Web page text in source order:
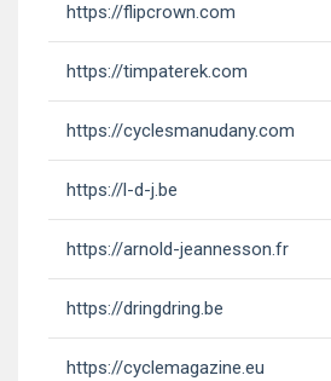
https://flipcrown.com
https://timpaterek.com
https://cyclesmanudany.com
https://l-d-j.be
https://arnold-jeannesson.fr
https://dringdring.be
https://cyclemagazine.eu